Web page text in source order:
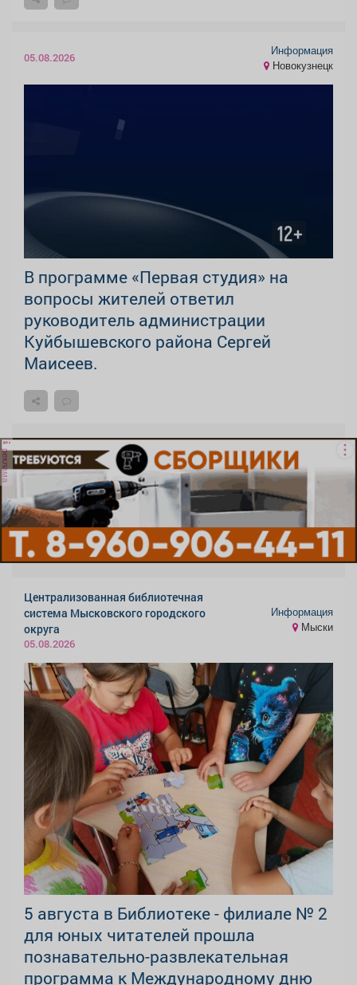
05.08.2026
Информация
Новокузнецк
В программе «Первая студия» на
вопросы жителей ответил
руководитель администрации
Куйбышевского района Сергей
Маисеев.
реклама
Централизованная библиотечная
система Мысковского городского
округа
05.08.2026
Информация
Мыски
5 августа в Библиотеке - филиале № 2
для юных читателей прошла
познавательно-развлекательная
программа к Международному дню